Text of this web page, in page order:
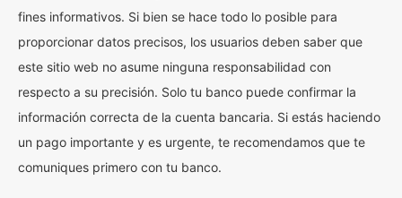
fines informativos. Si bien se hace todo lo posible para
proporcionar datos precisos, los usuarios deben saber que
este sitio web no asume ninguna responsabilidad con
respecto a su precisión. Solo tu banco puede confirmar la
información correcta de la cuenta bancaria. Si estás haciendo
un pago importante y es urgente, te recomendamos que te
comuniques primero con tu banco.